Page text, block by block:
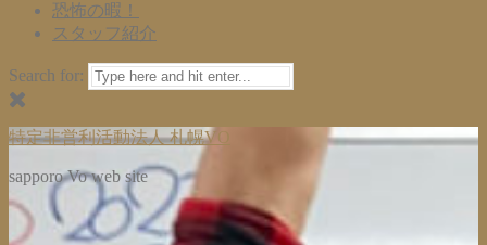
恐怖の暇！
スタッフ紹介
Search for:
特定非営利活動法人 札幌VO
sapporo Vo web site